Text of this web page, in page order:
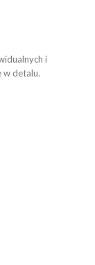
i
w detalu.